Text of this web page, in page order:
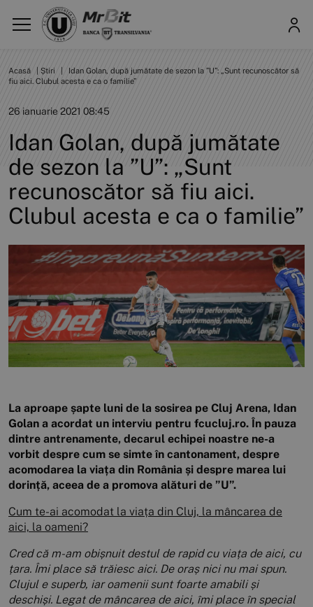
Acasă Știri
Idan Golan, după jumătate de sezon la ”U”: „Sunt recunoscător să
fiu aici. Clubul acesta e ca o familie”
26 ianuarie 2021 08:45
Idan Golan, după jumătate
de sezon la ”U”: „Sunt
recunoscător să fiu aici.
Clubul acesta e ca o familie”
La aproape șapte luni de la sosirea pe Cluj Arena, Idan
Golan a acordat un interviu pentru fcucluj.ro. În pauza
dintre antrenamente, decarul echipei noastre ne-a
vorbit despre cum se simte în cantonament, despre
acomodarea la viața din România și despre marea lui
dorință, aceea de a promova alături de ”U”.
Cum te-ai acomodat la viața din Cluj, la mâncarea de
aici, la oameni?
Cred că m-am obișnuit destul de rapid cu viața de aici, cu
țara. Îmi place să trăiesc aici. De oraș nici nu mai spun.
Clujul e superb, iar oamenii sunt foarte amabili și
deschiși. Legat de mâncarea de aici, îmi place în special